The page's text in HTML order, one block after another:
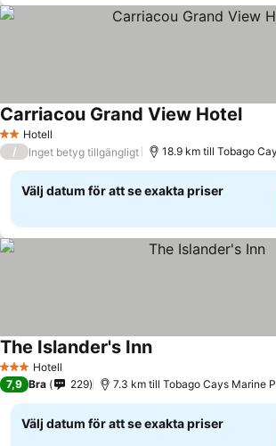
2 Stjärnor
Hotell
Carriacou Grand View Hotel
/ Inget betyg tillgängligt 18.9 km till Tobago
Välj datum för att se exakta priser
3 StjärnorHotell
The Islander's Inn
7,9 Bra 229 7.3 km till Tobago Cays Marine
Välj datum för att se exakta priser